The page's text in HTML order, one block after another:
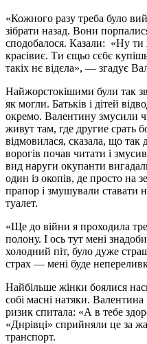
«Кожного разу треба було
зібрати назад. Вони
сподобалося. Казали: «Ну ти
красівиє. Ти єщьо сєбє
такіх нє відєла», — згадує
Найжорстокішими були так
як могли. Батьків і дітей
окремо. Валентину змусили
живут там, где другие срать
відмовилася, сказала, що так
ворогів почав читати і
вид наруги окупанти
один із окопів, де просто на
прапор і змушували ставати
туалет.
«Ще до війни я проходила
полону. І ось тут мені
холодний піт, було дуже
страх — мені буде
Найбільше жінки боялися
собі масні натяки. Валентина
ризик спитала: «А в тебе
«Днрівці» сприйняли це за
транспорт.